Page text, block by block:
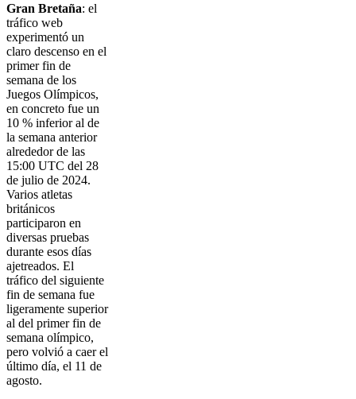
Gran Bretaña: el
tráfico web
experimentó un
claro descenso en el
primer fin de
semana de los
Juegos Olímpicos,
en concreto fue un
10 % inferior al de
la semana anterior
alrededor de las
15:00 UTC del 28
de julio de 2024.
Varios atletas
británicos
participaron en
diversas pruebas
durante esos días
ajetreados. El
tráfico del siguiente
fin de semana fue
ligeramente superior
al del primer fin de
semana olímpico,
pero volvió a caer el
último día, el 11 de
agosto.